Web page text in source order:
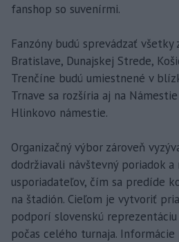
fanshop so suvenírmi.
Fanzóny budú sprevádzať všetky
Bratislave, Dunajskej Strede,
Trenčíne budú umiestnené v
Trnave sa rozšíria aj na
Hlinkovo námestie.
Organizačný výbor zároveň
dodržiavali návštevný poriadok
usporiadateľov, čím sa predíde
na štadión. Cieľom je vytvoriť
podporí slovenskú
počas celého turnaja.